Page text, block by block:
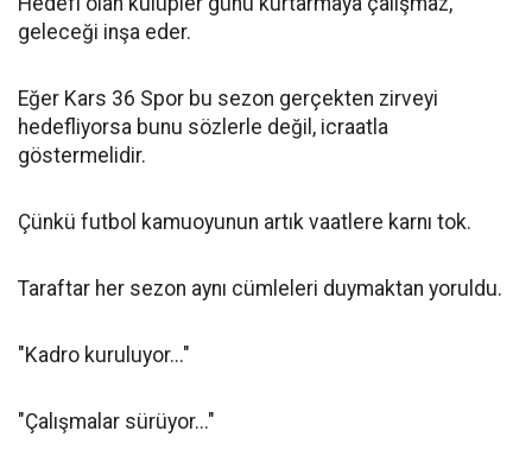
geleceği inşa eder.
Eğer Kars 36 Spor bu sezon gerçekten zirveyi
hedefliyorsa bunu sözlerle değil, icraatla
göstermelidir.
Çünkü futbol kamuoyunun artık vaatlere karnı tok.
Taraftar her sezon aynı cümleleri duymaktan yoruldu.
"Kadro kuruluyor..."
"Çalışmalar sürüyor..."